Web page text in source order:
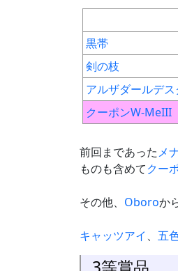
黒帯
剣の枝
アルザダールデス
クーポンW-MeIII
前回まであったメ
ものも含めてクー
その他、 Oboroか
キャッツアイ 、 五